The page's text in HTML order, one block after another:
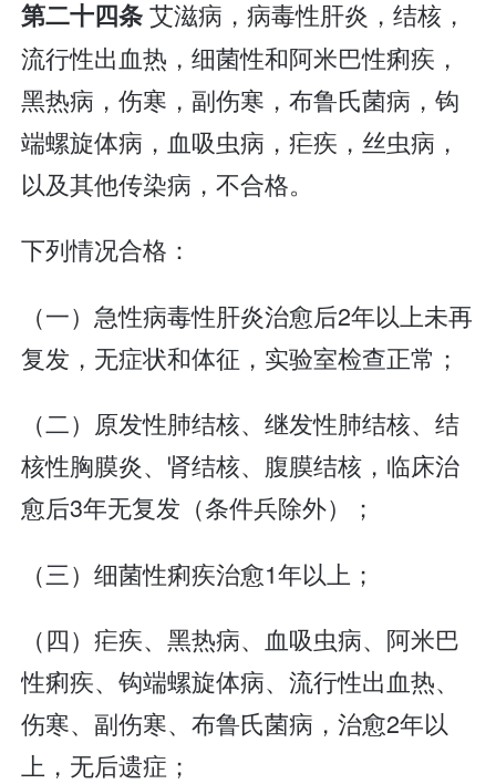
第二十四条艾滋病，病毒性肝炎，结核，
流行性出血热，细菌性和阿米巴性痢疾，
黑热病，伤寒，副伤寒，布鲁氏菌病，钩
端螺旋体病，血吸虫病，疟疾，丝虫病，
以及其他传染病，不合格。
下列情况合格：
（一）急性病毒性肝炎治愈后2年以上未再
复发，无症状和体征，实验室检查正常；
（二）原发性肺结核、继发性肺结核、结
核性胸膜炎、肾结核、腹膜结核，临床治
愈后3年无复发（条件兵除外）；
（三）细菌性痢疾治愈1年以上；
（四）疟疾、黑热病、血吸虫病、阿米巴
性痢疾、钩端螺旋体病、流行性出血热、
伤寒、副伤寒、布鲁氏菌病，治愈2年以
上，无后遗症；